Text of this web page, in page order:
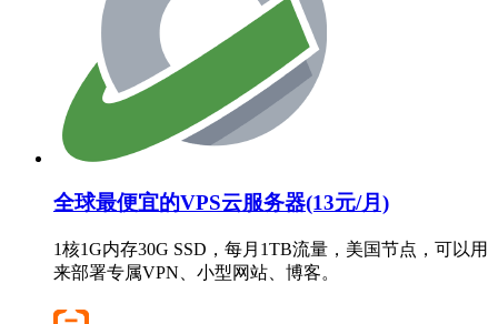
全球最便宜的VPS云服务器(13元/月)
1核1G内存30G SSD，每月1TB流量，美国节点，可以用
来部署专属VPN、小型网站、博客。